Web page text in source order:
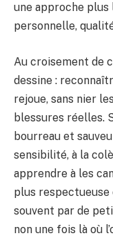
une approche
personnelle,
Au croisement de
dessine :
rejoue, sans nier
blessures réelles.
bourreau et
sensibilité, à la
apprendre à les
plus respectueuse
souvent par de
non une fois là où